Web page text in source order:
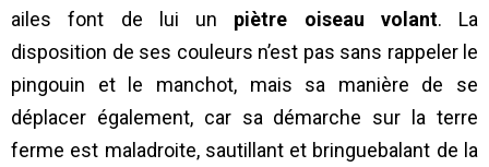
ailes font de lui un piètre oiseau volant. La
disposition de ses couleurs n’est pas sans rappeler le
pingouin et le manchot, mais sa manière de se
déplacer également, car sa démarche sur la terre
ferme est maladroite, sautillant et bringuebalant de la